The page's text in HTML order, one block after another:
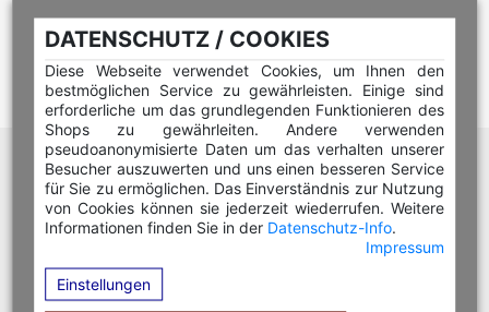
DATENSCHUTZ / COOKIES
Diese Webseite verwendet Cookies, um Ihnen den
bestmöglichen Service zu gewährleisten. Einige sind
erforderliche um das grundlegenden Funktionieren des
Shops zu gewährleiten. Andere verwenden
pseudoanonymisierte Daten um das verhalten unserer
Besucher auszuwerten und uns einen besseren Service
für Sie zu ermöglichen. Das Einverständnis zur Nutzung
von Cookies können sie jederzeit wiederrufen. Weitere
Informationen finden Sie in der Datenschutz-Info.
Impressum
Einstellungen
Hilfe Editor
Hilfe Multicolorstempel
Hilfe Rundstempel
Hilfe Stempelkissen wechseln